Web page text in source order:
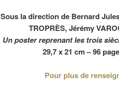
Sous la direction de Bernard
TROPRÈS, Jérémy
Un poster reprenant les trois
29,7 x 21 cm – 96
Pour plus de